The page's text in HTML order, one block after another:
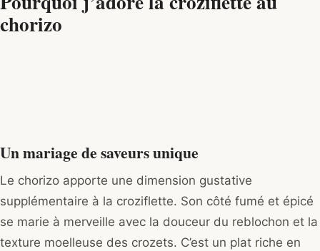
chorizo
Un mariage de saveurs unique
Le chorizo apporte une dimension gustative
supplémentaire à la croziflette. Son côté fumé et épicé
se marie à merveille avec la douceur du reblochon et la
texture moelleuse des crozets. C’est un plat riche en